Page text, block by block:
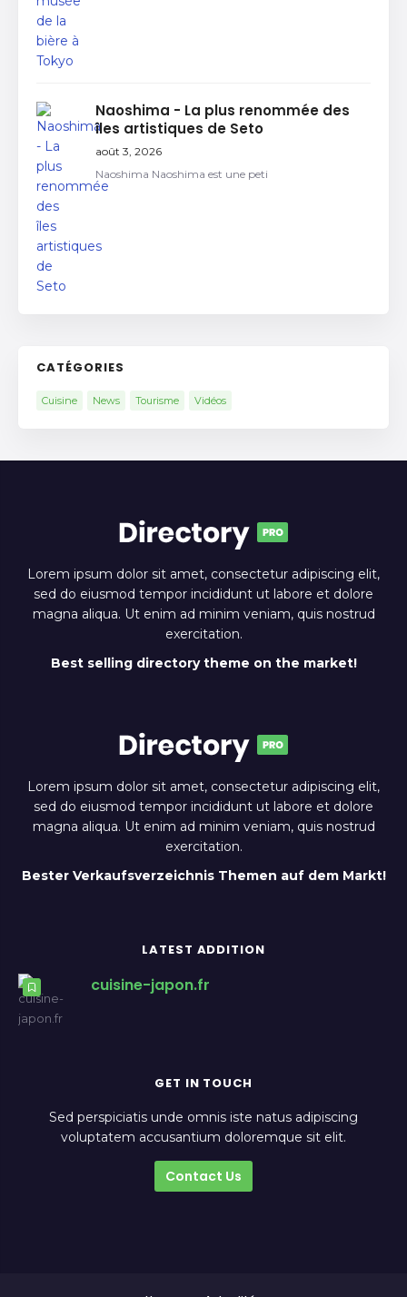
Naoshima - La plus renommée des
îles artistiques de Seto
août 3, 2026
Naoshima Naoshima est une peti
CATÉGORIES
Cuisine News Tourisme Vidéos
Lorem ipsum dolor sit amet, consectetur adipiscing elit,
sed do eiusmod tempor incididunt ut labore et dolore
magna aliqua. Ut enim ad minim veniam, quis nostrud
exercitation.
Best selling directory theme on the market!
Lorem ipsum dolor sit amet, consectetur adipiscing elit,
sed do eiusmod tempor incididunt ut labore et dolore
magna aliqua. Ut enim ad minim veniam, quis nostrud
exercitation.
Bester Verkaufsverzeichnis Themen auf dem Markt!
LATEST ADDITION
cuisine-japon.fr
GET IN TOUCH
Sed perspiciatis unde omnis iste natus adipiscing
voluptatem accusantium doloremque sit elit.
Contact Us